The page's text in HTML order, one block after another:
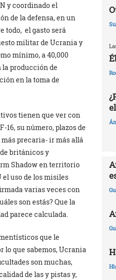
y coordinado el
de la defensa, en un
todo, el gasto será
militar de Ucrania y
mínimo, a 40,000
la producción de
en la toma de
tienen que ver con
16, su número, plazos de
precaria- ir más allá
británicos y
Shadow en territorio
uso de los misiles
varias veces con
son estás? Que la
parece calculada.
que le
lo que sabemos, Ucrania
son muchas,
de las y pistas y,